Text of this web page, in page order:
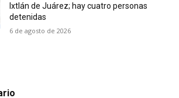
Ixtlán de Juárez; hay cuatro personas
detenidas
6 de agosto de 2026